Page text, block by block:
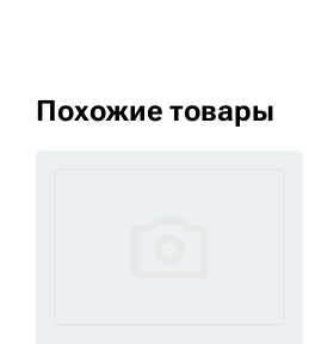
Похожие товары